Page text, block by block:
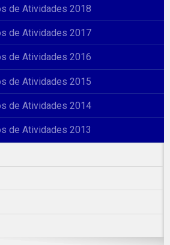
de Atividades 2018
de Atividades 2017
de Atividades 2016
de Atividades 2015
de Atividades 2014
de Atividades 2013